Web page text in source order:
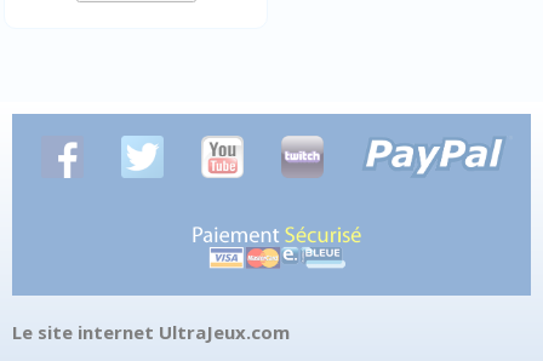
Le site internet UltraJeux.com